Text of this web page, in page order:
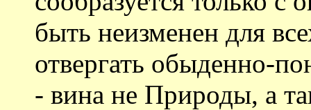
быть неизменен для
отвергать обыденно-
- вина не Природы, а